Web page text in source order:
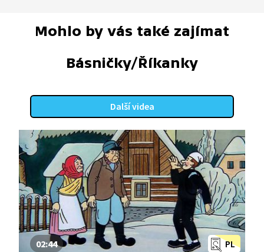
Mohlo by vás také zajímat
Básničky/Říkanky
Další videa
PL
02:44